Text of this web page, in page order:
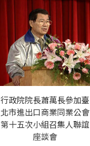
行政院院長蕭萬長參加臺
北市進出口商業同業公會
第十五次小組召集人聯誼
座談會